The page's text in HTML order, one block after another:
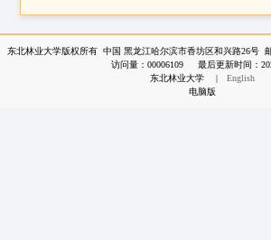
东北林业大学版权所有 中国 黑龙江哈尔滨市香坊区和兴路26号
访问量： 00006109 最后更新时间：
东北林业大学
|
English
电脑版